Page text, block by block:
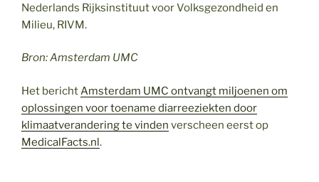
Nederlands Rijksinstituut voor Volksgezondheid en
Milieu, RIVM.
Bron: Amsterdam UMC
Het berichtAmsterdam UMC ontvangt miljoenen om
oplossingen voor toename diarreeziekten door
klimaatverandering te vinden verscheen eerst op
MedicalFacts.nl.